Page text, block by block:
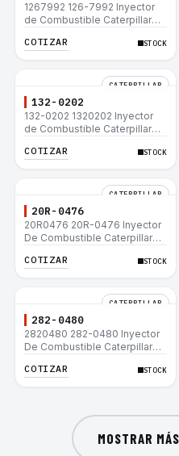
1267992 126-7992 Inyector
de Combustible Caterpillar®
3516C 854G 992G
COTIZAR STOCK
CATERPILLAR
132-0202
132-0202 1320202 Inyector
de Combustible Caterpillar®
3516C 854G 992G
COTIZAR STOCK
CATERPILLAR
20R-0476
20R0476 20R-0476 Inyector
De Combustible Caterpillar®
COTIZAR STOCK
CATERPILLAR
282-0480
2820480 282-0480 Inyector
De Combustible Caterpillar®
COTIZAR STOCK
MOSTRAR